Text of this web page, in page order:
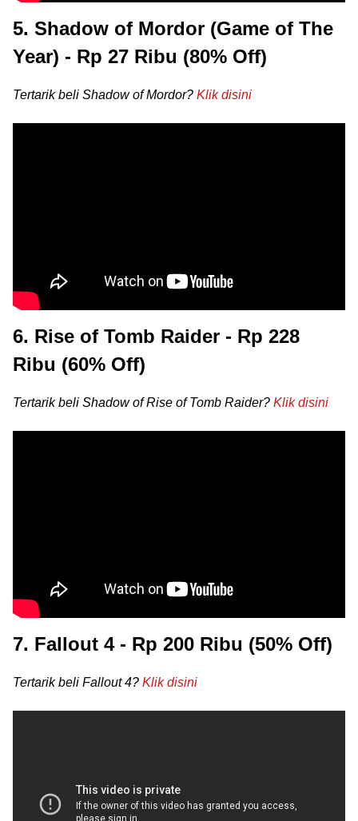
5. Shadow of Mordor (Game of The
Year) - Rp 27 Ribu (80% Off)
Tertarik beli Shadow of Mordor? Klik disini
6. Rise of Tomb Raider - Rp 228
Ribu (60% Off)
Tertarik beli Shadow of Rise of Tomb Raider? Klik disini
7. Fallout 4 - Rp 200 Ribu (50% Off)
Tertarik beli Fallout 4? Klik disini